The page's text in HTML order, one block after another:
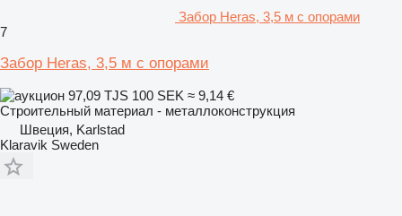
Забор Heras, 3,5 м с опорами
7
Забор Heras, 3,5 м с опорами
97,09 TJS 100 SEK ≈ 9,14 €
Строительный материал - металлоконструкция
Швеция, Karlstad
Klaravik Sweden